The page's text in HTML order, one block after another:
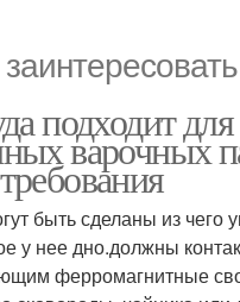
подходит для
варочных
быть сделаны из чего
у нее дно.должны
ферромагнитные